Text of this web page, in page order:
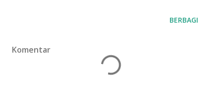
BERBAGI
Komentar